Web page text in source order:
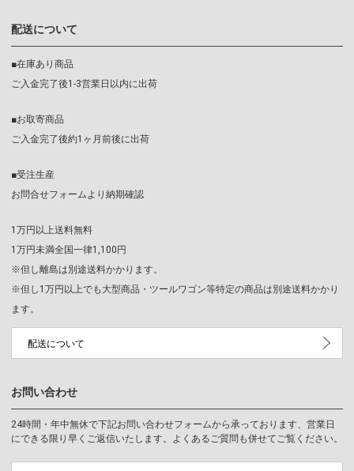
配送について
■在庫あり商品
ご入金完了後1-3営業日以内に出荷
■お取寄商品
ご入金完了後約1ヶ月前後に出荷
■受注生産
お問合せフォームより納期確認
1万円以上送料無料
1万円未満全国一律1,100円
※但し離島は別途送料かかります。
※但し1万円以上でも大型商品・ツールワゴン等特定の商品は別途送料かかり
ます。
配送について
お問い合わせ
24時間・年中無休で下記お問い合わせフォームから承っております、営業日
にできる限り早くご返信いたします。よくあるご質問も併せてご覧ください。